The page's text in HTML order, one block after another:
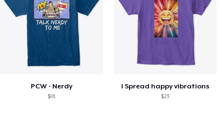
PCW - Nerdy
$18
I Spread happy vibrations
$23